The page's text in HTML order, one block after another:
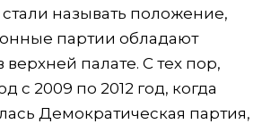
стали называть положение,
партии обладают
палате. С тех пор,
с 2009 по 2012 год, когда
Демократическая партия,